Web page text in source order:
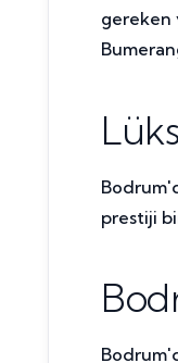
gereken
prestiji